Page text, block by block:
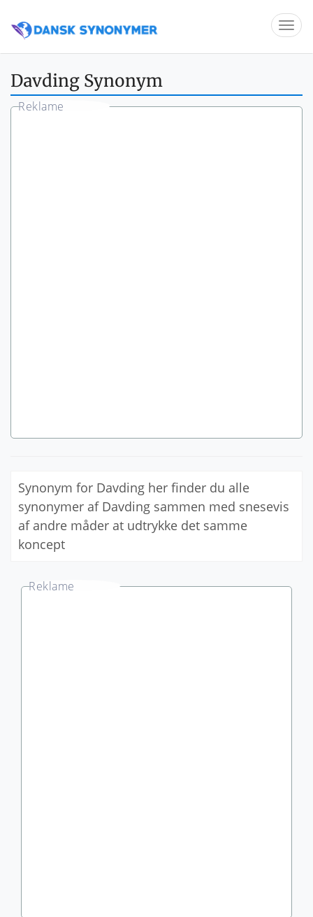
Davding Synonym
Synonym for Davding her finder du alle
synonymer af Davding sammen med snesevis
af andre måder at udtrykke det samme
koncept